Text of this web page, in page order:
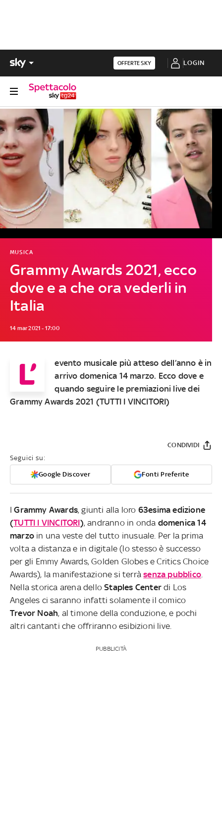
OFFERTE SKY LOGIN
Grammy Awards 2021, ecco
dove e a che ora vederli in
Italia
MUSICA
14 mar 2021 - 17:00
L’
evento musicale più atteso dell’anno è in
arrivo domenica 14 marzo. Ecco dove e
quando seguire le premiazioni live dei
Grammy Awards 2021 (TUTTI I VINCITORI)
Seguici su:
Google Discover Fonti Preferite
CONDIVIDI
IGrammy Awards, giunti alla loro 63esima edizione
(TUTTI I VINCITORI), andranno in onda domenica 14
marzo in una veste del tutto inusuale. Per la prima
volta a distanza e in digitale (lo stesso è successo
per gli Emmy Awards, Golden Globes e Critics Choice
Awards), la manifestazione si terràsenza pubblico
Nella storica arena delloStaples Center di Los
Angeles ci saranno infatti solamente il comico
Trevor Noah, al timone della conduzione, e pochi
altri cantanti che offriranno esibizioni live.
PUBBLICITÀ